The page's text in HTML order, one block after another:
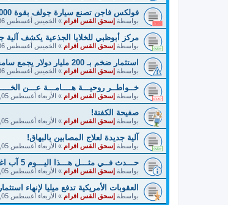
فولكس فاجن تصنع سيارة جولف بقوة 1000 حصان!
بواسطة إسحق القس افرام » الخميس أغسطس 06, 2026 5:22 am
مركز أبوظبي للخلايا الجذعية يكشف
بواسطة إسحق القس افرام » الخميس أغسطس 06, 2026 5:21 am
استثمار ضخم بـ 200 مليار دولار يجمع سامسونغ وبرودكوم!
بواسطة إسحق القس افرام » الخميس أغسطس 06, 2026 5:21 am
خــواطــر روحيـــة هــــامـــة عـــن
بواسطة إسحق القس افرام » الأربعاء أغسطس 05, 2026 8:13 am
صفيحة الكفتة!
بواسطة إسحق القس افرام » الأربعاء أغسطس 05, 2026 8:12 am
آلية جديدة لعلاج المصابين بالبهاق!
بواسطة إسحق القس افرام » الأربعاء أغسطس 05, 2026 8:12 am
حـــدث فــي مثـــل هـــذا اليـــوم 5 آب اغسطس!
بواسطة إسحق القس افرام » الأربعاء أغسطس 05, 2026 8:06 am
العقوبات الأمريكية تدفع ميليا لإنهاء
بواسطة إسحق القس افرام » الأربعاء أغسطس 05, 2026 8:05 am